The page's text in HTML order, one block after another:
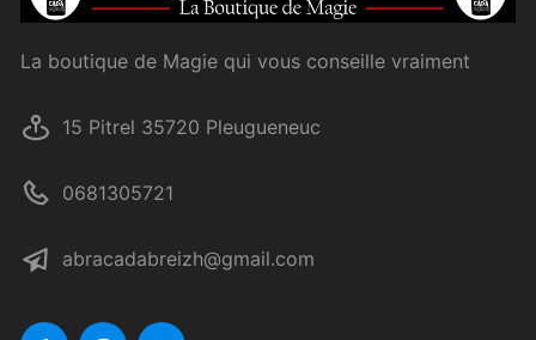
La boutique de Magie qui vous conseille vraiment
15 Pitrel 35720 Pleugueneuc
0681305721
abracadabreizh@gmail.com